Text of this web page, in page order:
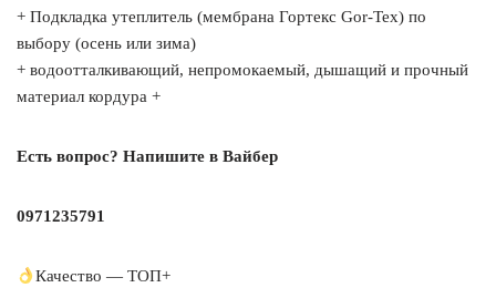
+ Подкладка утеплитель (мембрана Гортекс Gor-Tex) по
выбору (осень или зима)
+ водоотталкивающий, непромокаемый, дышащий и прочный
материал кордура +
Есть вопрос? Напишите в Вайбер
0971235791
Качество — ТОП+